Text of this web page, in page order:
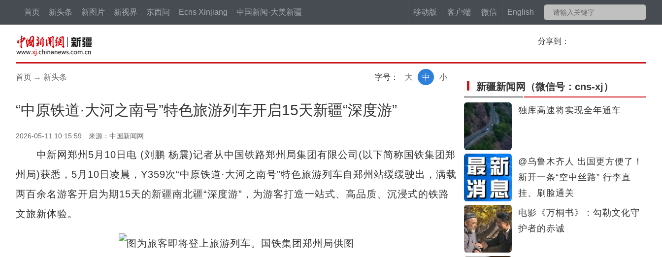
移动版 客户端 微信 English
首页 新头条 新图片 新视界 东西问 Ecns Xinjiang 中国新闻·大美新疆
分享到：
首页 → 新头条 字号： 小
中
大
“中原铁道·大河之南号”特色旅游列车开启15天新疆“深度游”
2026-05-11 10:15:59 来源：中国新闻网
中新网郑州5月10日电 (刘鹏 杨震)记者从中国铁路郑州局集团有限公司(以下简称国铁集团郑
州局)获悉，5月10日凌晨，Y359次“中原铁道·大河之南号”特色旅游列车自郑州站缓缓驶出，满载
两百余名游客开启为期15天的新疆南北疆“深度游”，为游客打造一站式、高品质、沉浸式的铁路
文旅新体验。
新疆新闻网 （微信号：cns-xj）
独库高速将实现全年通车
@乌鲁木齐人 出国更方便了！
新开一条“空中丝路” 行李直
挂、刷脸通关
电影《万桐书》：勾勒文化守
护者的赤诚
曹斯琪：用“软萌”文创品推荐新疆